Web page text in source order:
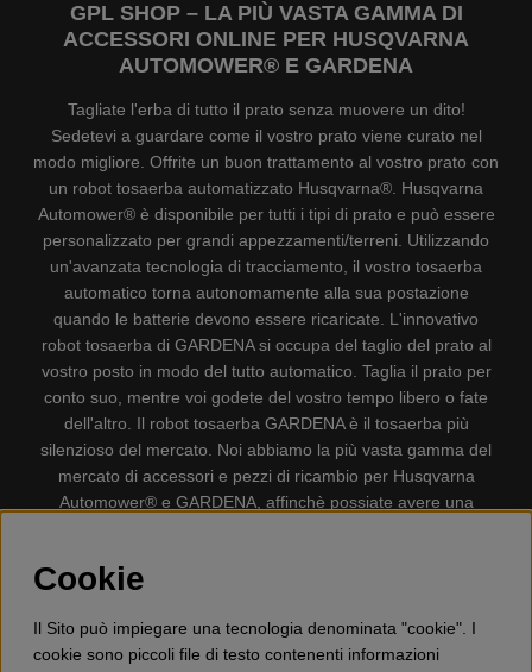
GPL SHOP – LA PIÙ VASTA GAMMA DI
ACCESSORI ONLINE PER HUSQVARNA
AUTOMOWER® E GARDENA
Tagliate l'erba di tutto il prato senza muovere un dito!
Sedetevi a guardare come il vostro prato viene curato nel
modo migliore. Offrite un buon trattamento al vostro prato con
un robot tosaerba automatizzato Husqvarna®. Husqvarna
Automower® è disponibile per tutti i tipi di prato e può essere
personalizzato per grandi appezzamenti/terreni. Utilizzando
un'avanzata tecnologia di tracciamento, il vostro tosaerba
automatico torna autonomamente alla sua postazione
quando le batterie devono essere ricaricate. L'innovativo
robot tosaerba di GARDENA si occupa del taglio del prato al
vostro posto in modo del tutto automatico. Taglia il prato per
conto suo, mentre voi godete del vostro tempo libero o fate
dell'altro. Il robot tosaerba GARDENA è il tosaerba più
silenzioso del mercato. Noi abbiamo la più vasta gamma del
mercato di accessori e pezzi di ricambio per Husqvarna
Automower® e GARDENA, affinchè possiate avere una
Accessori per la protezione personale, Decespugliatori,
Aspirapolvere, Mototroncatrici, Attrezzature Forestali,
Lubrificanti, Carburanti, Giocattolo per bambini ETC.
Cookie
Il Sito può impiegare una tecnologia denominata "cookie". I
cookie sono piccoli file di testo contenenti informazioni